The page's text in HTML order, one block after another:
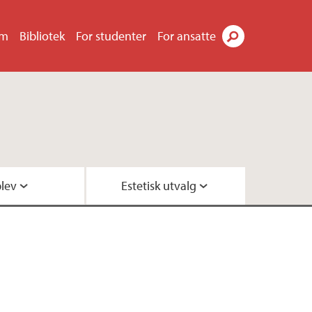
Bibliotek For studenter For ansatte
Estetisk utvalg